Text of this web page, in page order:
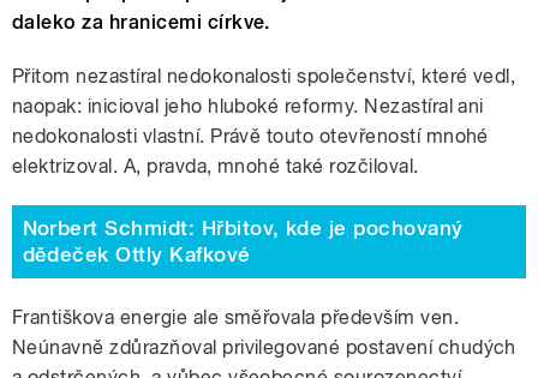
daleko za hranicemi církve.
Přitom nezastíral nedokonalosti společenství, které vedl,
naopak: inicioval jeho hluboké reformy. Nezastíral ani
nedokonalosti vlastní. Právě touto otevřeností mnohé
elektrizoval. A, pravda, mnohé také rozčiloval.
Norbert Schmidt: Hřbitov, kde je pochovaný
dědeček Ottly Kafkové
Františkova energie ale směřovala především ven.
Neúnavně zdůrazňoval privilegované postavení chudých